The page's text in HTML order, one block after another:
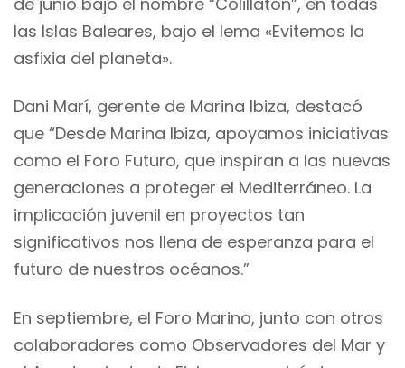
las Islas Baleares, bajo el lema «Evitemos la
asfixia del planeta».
Dani Marí, gerente de Marina Ibiza, destacó
que “Desde Marina Ibiza, apoyamos iniciativas
como el Foro Futuro, que inspiran a las nuevas
generaciones a proteger el Mediterráneo. La
implicación juvenil en proyectos tan
significativos nos llena de esperanza para el
futuro de nuestros océanos.”
En septiembre, el Foro Marino, junto con otros
colaboradores como Observadores del Mar y